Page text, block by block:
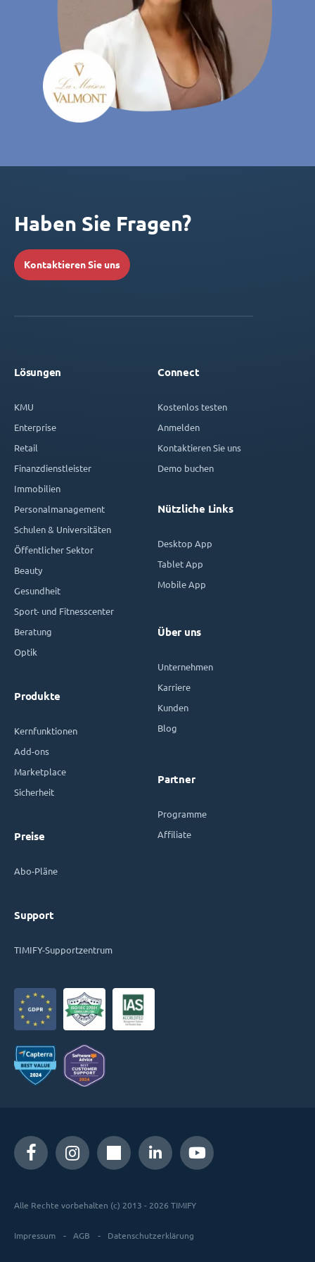
Haben Sie Fragen?
Kontaktieren Sie uns
Lösungen
KMU
Enterprise
Retail
Finanzdienstleister
Immobilien
Personalmanagement
Schulen & Universitäten
Öffentlicher Sektor
Beauty
Gesundheit
Sport- und Fitnesscenter
Beratung
Optik
Produkte
Kernfunktionen
Add-ons
Marketplace
Sicherheit
Preise
Abo-Pläne
Support
TIMIFY-Supportzentrum
Connect
Kostenlos testen
Anmelden
Kontaktieren Sie uns
Demo buchen
Nützliche Links
Desktop App
Tablet App
Mobile App
Über uns
Unternehmen
Karriere
Kunden
Blog
Partner
Programme
Affiliate
Alle Rechte vorbehalten (c) 2013 - 2026 TIMIFY
Impressum AGB Datenschutzerklärung